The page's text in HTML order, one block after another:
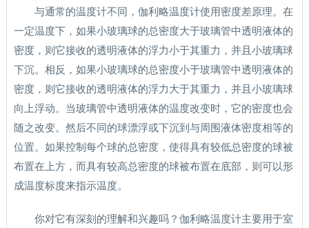
与通常的温度计不同，伽利略温度计使用密度差原理。在
一定温度下，如果小玻璃球的总密度大于玻璃管中透明液体的
密度，则它接收的透明液体的浮力小于其重力，并且小玻璃球
下沉。相反，如果小玻璃球的总密度小于玻璃管中透明液体的
密度，则它接收的透明液体的浮力大于其重力，并且小玻璃球
向上浮动。当玻璃管中透明液体的温度改变时，它的密度也会
随之改变。然后不同的球漂浮或下沉到与周围液体密度相等的
位置。如果控制每个球的总密度，使得具有较低总密度的球被
布置在上方，而具有较高总密度的球被布置在底部，则可以形
成温度标度来指示温度。
你对它有深刻的理解和兴趣吗？伽利略温度计主要用于室